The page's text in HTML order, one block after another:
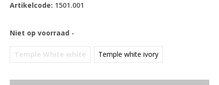
Artikelcode: 1501.001
Niet op voorraad -
Temple White white Temple white ivory